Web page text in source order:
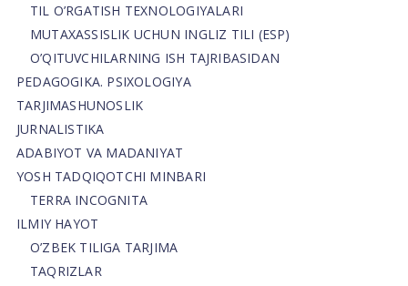
TIL O’RGATISH TEXNOLOGIYALARI
MUTAXASSISLIK UCHUN INGLIZ TILI (ESP)
O’QITUVCHILARNING ISH TAJRIBASIDAN
PEDAGOGIKA. PSIXOLOGIYA
TARJIMASHUNOSLIK
JURNALISTIKA
ADABIYOT VA MADANIYAT
YOSH TADQIQOTCHI MINBARI
TERRA INCOGNITA
ILMIY HAYOT
O’ZBEK TILIGA TARJIMA
TAQRIZLAR